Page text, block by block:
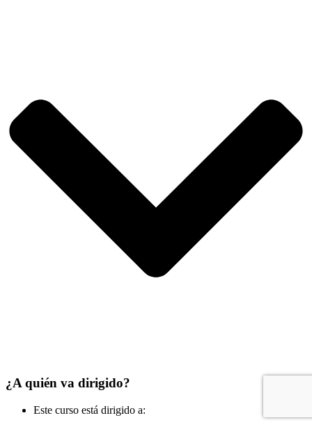
¿A quién va dirigido?
Este curso está dirigido a: